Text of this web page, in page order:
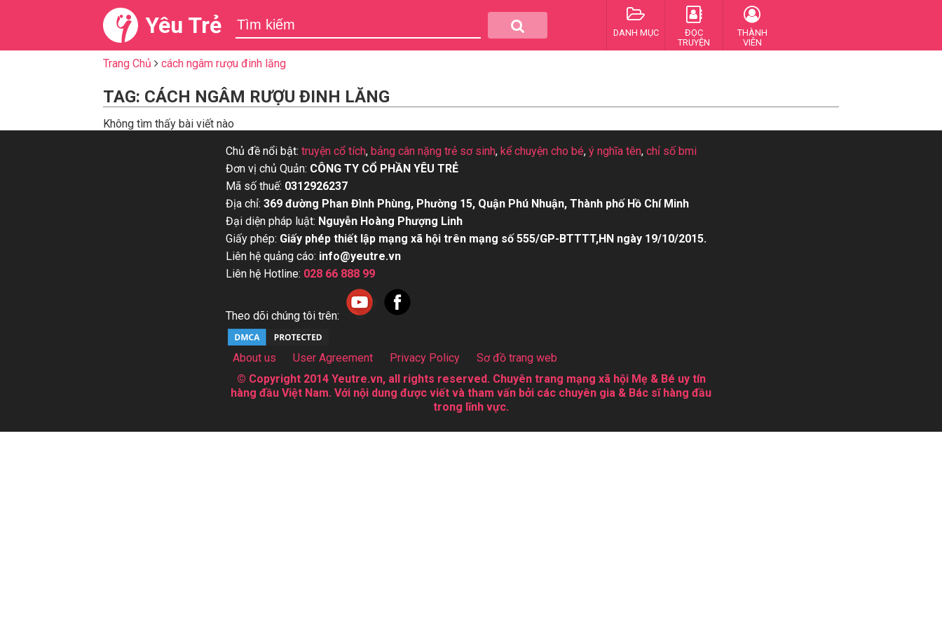
Yêu Trẻ DANH MỤC
ĐỌC
TRUYỆN
THÀNH
VIÊN
Trang Chủ cách ngâm rượu đinh lăng
TAG: CÁCH NGÂM RƯỢU ĐINH LĂNG
Không tìm thấy bài viết nào
Chủ đề nổi bật: truyện cổ tích, bảng cân nặng trẻ sơ sinh, kể chuyện cho bé, ý nghĩa tên, chỉ số bmi
Đơn vị chủ Quản: CÔNG TY CỔ PHẦN YÊU TRẺ
Mã số thuế: 0312926237
Địa chỉ: 369 đường Phan Đình Phùng, Phường 15, Quận Phú Nhuận, Thành phố Hồ Chí Minh
Đại diện pháp luật: Nguyễn Hoàng Phượng Linh
Giấy phép: Giấy phép thiết lập mạng xã hội trên mạng số 555/GP-BTTTT,HN ngày 19/10/2015.
Liên hệ quảng cáo: info@yeutre.vn
Liên hệ Hotline: 028 66 888 99
Theo dõi chúng tôi trên:
About us User Agreement Privacy Policy
Sơ đồ trang web
© Copyright 2014 Yeutre.vn, all rights reserved. Chuyên trang mạng xã hội Mẹ & Bé uy tín
hàng đầu Việt Nam. Với nội dung được viết và tham vấn bởi các chuyên gia & Bác sĩ hàng đầu
trong lĩnh vực.